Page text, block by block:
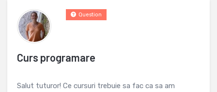
Curs programare
Question
Salut tuturor! Ce cursuri trebuie sa fac ca sa am